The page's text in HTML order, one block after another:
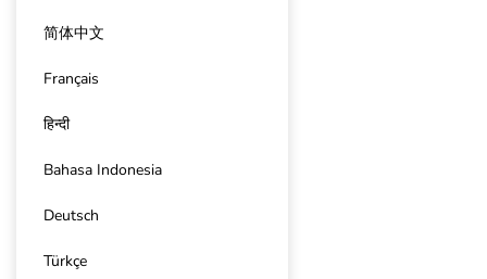
简体中文
Français
हिन्दी
Bahasa Indonesia
Deutsch
Türkçe